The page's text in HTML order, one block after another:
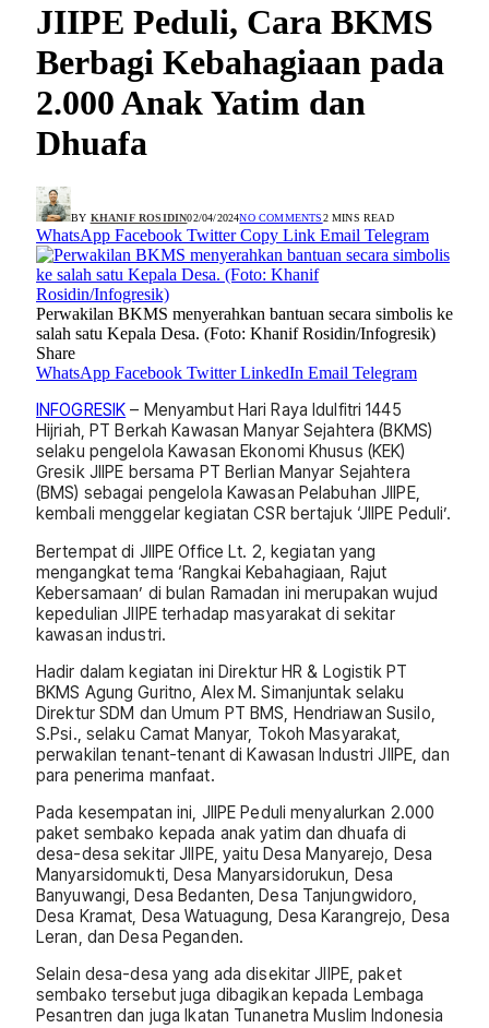
JIIPE Peduli, Cara BKMS
Berbagi Kebahagiaan pada
2.000 Anak Yatim dan
Dhuafa
BY KHANIF ROSIDIN02/04/2024NO COMMENTS2 MINS READ
WhatsApp Facebook Twitter Copy Link Email Telegram
Perwakilan BKMS menyerahkan bantuan secara simbolis ke
salah satu Kepala Desa. (Foto: Khanif Rosidin/Infogresik)
Share
WhatsApp Facebook Twitter LinkedIn Email Telegram
INFOGRESIK – Menyambut Hari Raya Idulfitri 1445
Hijriah, PT Berkah Kawasan Manyar Sejahtera (BKMS)
selaku pengelola Kawasan Ekonomi Khusus (KEK)
Gresik JIIPE bersama PT Berlian Manyar Sejahtera
(BMS) sebagai pengelola Kawasan Pelabuhan JIIPE,
kembali menggelar kegiatan CSR bertajuk ‘JIIPE Peduli’.
Bertempat di JIIPE Office Lt. 2, kegiatan yang
mengangkat tema ‘Rangkai Kebahagiaan, Rajut
Kebersamaan’ di bulan Ramadan ini merupakan wujud
kepedulian JIIPE terhadap masyarakat di sekitar
kawasan industri.
Hadir dalam kegiatan ini Direktur HR & Logistik PT
BKMS Agung Guritno, Alex M. Simanjuntak selaku
Direktur SDM dan Umum PT BMS, Hendriawan Susilo,
S.Psi., selaku Camat Manyar, Tokoh Masyarakat,
perwakilan tenant-tenant di Kawasan Industri JIIPE, dan
para penerima manfaat.
Pada kesempatan ini, JIIPE Peduli menyalurkan 2.000
paket sembako kepada anak yatim dan dhuafa di
desa-desa sekitar JIIPE, yaitu Desa Manyarejo, Desa
Manyarsidomukti, Desa Manyarsidorukun, Desa
Banyuwangi, Desa Bedanten, Desa Tanjungwidoro,
Desa Kramat, Desa Watuagung, Desa Karangrejo, Desa
Leran, dan Desa Peganden.
Selain desa-desa yang ada disekitar JIIPE, paket
sembako tersebut juga dibagikan kepada Lembaga
Pesantren dan juga Ikatan Tunanetra Muslim Indonesia